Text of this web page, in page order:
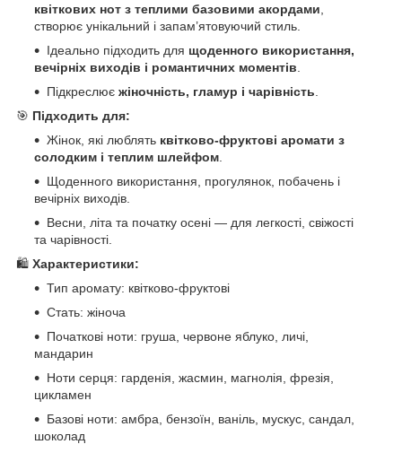
квіткових нот з теплими базовими акордами
створює унікальний і запам’ятовуючий стиль.
Ідеально підходить для щоденного використання,
вечірніх виходів і романтичних моментів
Підкреслює жіночність, гламур і чарівність
🎯 Підходить для:
Жінок, які люблять квітково-фруктові аромати з
солодким і теплим шлейфом
Щоденного використання, прогулянок, побачень і
вечірніх виходів.
Весни, літа та початку осені — для легкості, свіжості
та чарівності.
🛍️ Характеристики:
Тип аромату: квітково-фруктові
Стать: жіноча
Початкові ноти: груша, червоне яблуко, личі,
мандарин
Ноти серця: гарденія, жасмин, магнолія, фрезія,
цикламен
Базові ноти: амбра, бензоїн, ваніль, мускус, сандал,
шоколад